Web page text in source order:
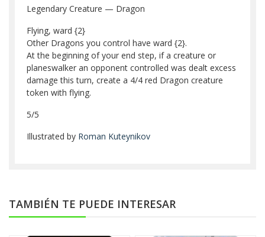
Legendary Creature — Dragon
Flying, ward {2}
Other Dragons you control have ward {2}.
At the beginning of your end step, if a creature or
planeswalker an opponent controlled was dealt excess
damage this turn, create a 4/4 red Dragon creature
token with flying.
5/5
Illustrated by Roman Kuteynikov
TAMBIÉN TE PUEDE INTERESAR